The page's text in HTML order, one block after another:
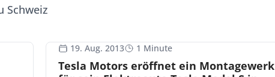
Schweiz
19. Aug. 2013 1 Minute
Tesla Motors eröffnet ein Montagewerk